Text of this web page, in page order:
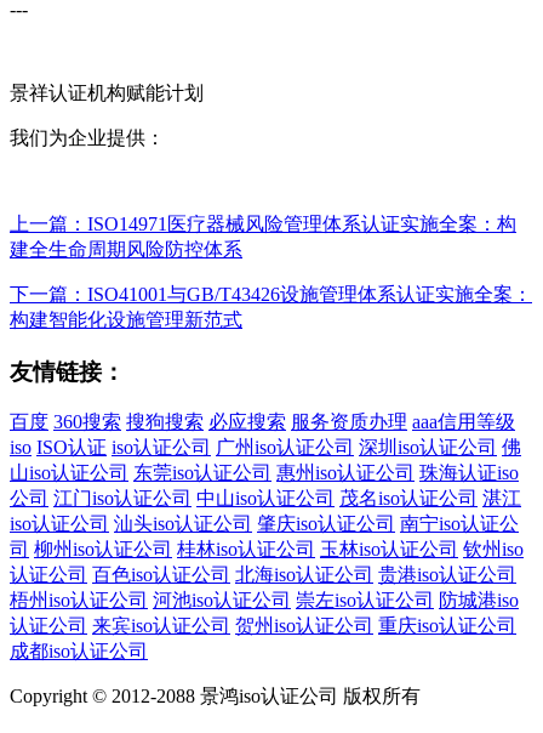
---
景祥认证机构赋能计划
我们为企业提供：
上一篇：ISO14971医疗器械风险管理体系认证实施全案：构
建全生命周期风险防控体系
下一篇：ISO41001与GB/T43426设施管理体系认证实施全案：
构建智能化设施管理新范式
友情链接：
百度 360搜索 搜狗搜索 必应搜索 服务资质办理 aaa信用等级
iso ISO认证 iso认证公司 广州iso认证公司 深圳iso认证公司 佛
山iso认证公司 东莞iso认证公司 惠州iso认证公司 珠海认证iso
公司 江门iso认证公司 中山iso认证公司 茂名iso认证公司 湛江
iso认证公司 汕头iso认证公司 肇庆iso认证公司 南宁iso认证公
司 柳州iso认证公司 桂林iso认证公司 玉林iso认证公司 钦州iso
认证公司 百色iso认证公司 北海iso认证公司 贵港iso认证公司
梧州iso认证公司 河池iso认证公司 崇左iso认证公司 防城港iso
认证公司 来宾iso认证公司 贺州iso认证公司 重庆iso认证公司
成都iso认证公司
Copyright © 2012-2088 景鸿iso认证公司 版权所有